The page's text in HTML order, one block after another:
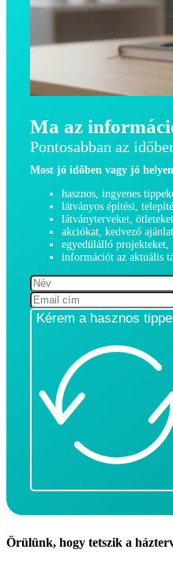
Ma az
Pontosabban az
Most jó időben vagy jó
hasznos, ingyenes
látványos építési,
látványterveket, ötleteket
akciókat, kedvező
egyedülálló projekteket,
információt az aktuális
Kérem a hasznos
Örülünk, hogy tetszik a